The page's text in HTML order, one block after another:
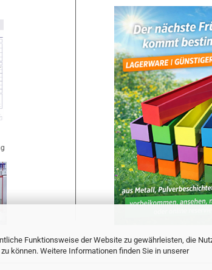
Funktionsweise der Website zu gewährleisten, die
können. Weitere Informationen finden Sie in unserer